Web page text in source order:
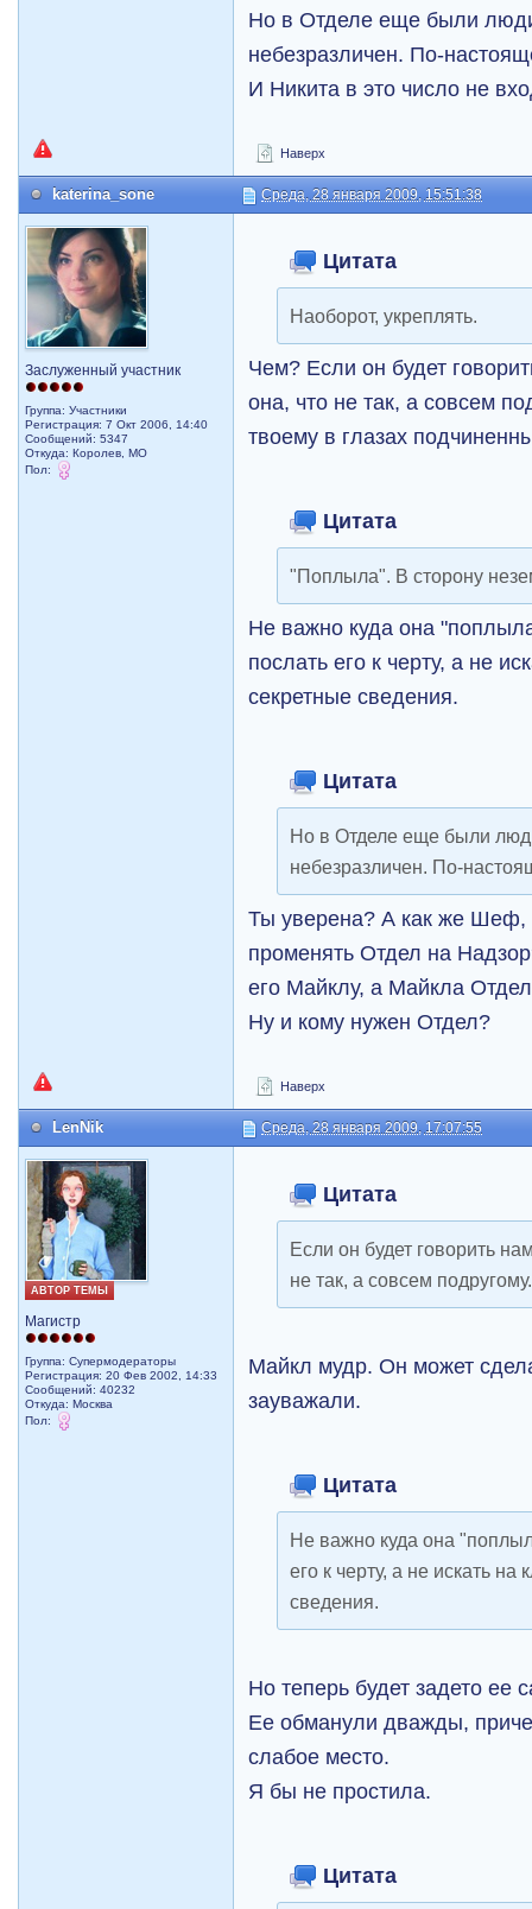
Но в Отделе еще были
небезразличен. По-
И Никита в это число не
Наверх
katerina_sone Среда, 28 января 2009, 15:51:38
Заслуженный участник
Группа: Участники
Регистрация: 7 Окт 2006, 14:40
Сообщений: 5347
Откуда: Королев, МО
Пол:
Цитата
Наоборот, укреплять.
Чем? Если он будет
она, что не так, а совсем
твоему в глазах
Цитата
"Поплыла". В сторону
Не важно куда она
послать его к черту, а не
секретные сведения.
Цитата
Но в Отделе еще были
небезразличен. По-
Ты уверена? А как же Шеф,
променять Отдел на
его Майклу, а Майкла
Ну и кому нужен Отдел?
Наверх
LenNik Среда, 28 января 2009, 17:07:55
АВТОР ТЕМЫ
Магистр
Группа: Супермодераторы
Регистрация: 20 Фев 2002, 14:33
Сообщений: 40232
Откуда: Москва
Пол:
Цитата
Если он будет говорить
не так, а совсем подругому.
Майкл мудр. Он может
зауважали.
Цитата
Не важно куда она
его к черту, а не искать
сведения.
Но теперь будет задето ее
Ее обманули дважды,
слабое место.
Я бы не простила.
Цитата